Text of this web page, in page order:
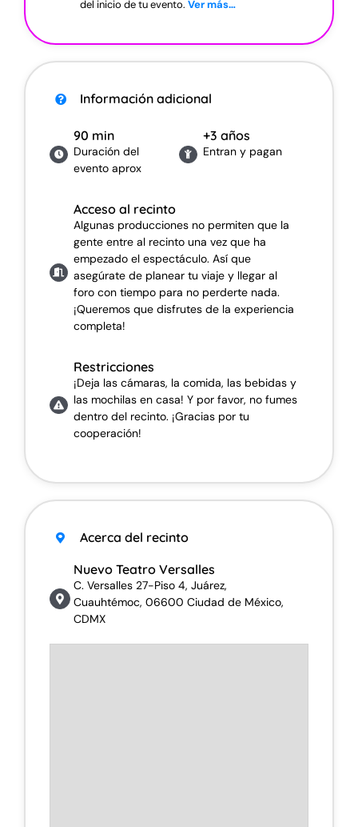
del inicio de tu evento.Ver más…
Información adicional
90 min
Duración del
evento aprox
+3 años
Entran y pagan
Acceso al recinto
Algunas producciones no permiten que la
gente entre al recinto una vez que ha
empezado el espectáculo. Así que
asegúrate de planear tu viaje y llegar al
foro con tiempo para no perderte nada.
¡Queremos que disfrutes de la experiencia
completa!
Restricciones
¡Deja las cámaras, la comida, las bebidas y
las mochilas en casa! Y por favor, no fumes
dentro del recinto. ¡Gracias por tu
cooperación!
Acerca del recinto
Nuevo Teatro Versalles
C. Versalles 27-Piso 4, Juárez,
Cuauhtémoc, 06600 Ciudad de México,
CDMX